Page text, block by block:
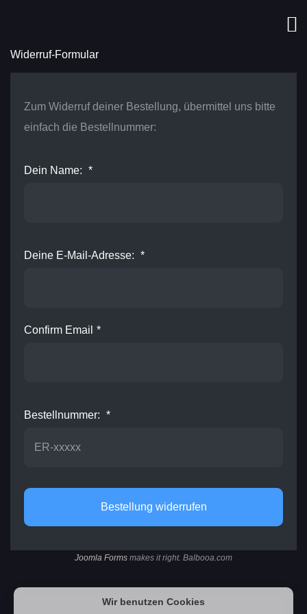
Widerruf-Formular
Zum Widerruf deiner Bestellung, übermittel uns bitte
einfach die Bestellnummer:
Dein Name: *
Deine E-Mail-Adresse: *
Confirm Email *
Bestellnummer: *
Bestellung widerrufen
Joomla Forms makes it right. Balbooa.com
Wir benutzen Cookies